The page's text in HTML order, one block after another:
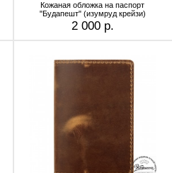
Кожаная обложка на паспорт
"Будапешт" (изумруд крейзи)
2 000 р.